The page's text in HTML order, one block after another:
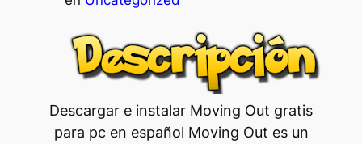
Descargar e instalar Moving Out gratis
para pc en español Moving Out es un